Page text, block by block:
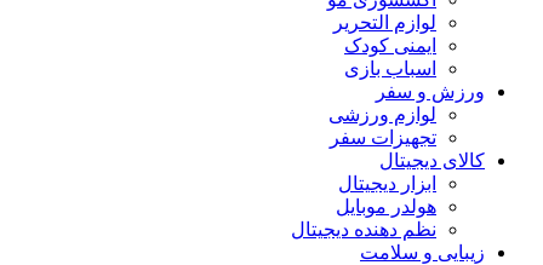
لوازم التحریر
ایمنی کودک
اسباب بازی
ورزش و سفر
لوازم ورزشی
تجهیزات سفر
کالای دیجیتال
ابزار دیجیتال
هولدر موبایل
نظم دهنده دیجیتال
زیبایی و سلامت